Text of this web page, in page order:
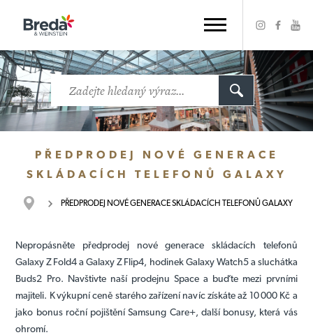
PŘEDPRODEJ NOVÉ GENERACE
SKLÁDACÍCH TELEFONŮ GALAXY
PŘEDPRODEJ NOVÉ GENERACE SKLÁDACÍCH TELEFONŮ GALAXY
Nepropásněte předprodej nové generace skládacích telefonů
Galaxy Z Fold4 a Galaxy Z Flip4, hodinek Galaxy Watch5 a sluchátka
Buds2 Pro. Navštivte naší prodejnu Space a buďte mezi prvními
majiteli. K výkupní ceně starého zařízení navíc získáte až 10 000 Kč a
jako bonus roční pojištění Samsung Care+, další bonusy, která vás
ohromí.